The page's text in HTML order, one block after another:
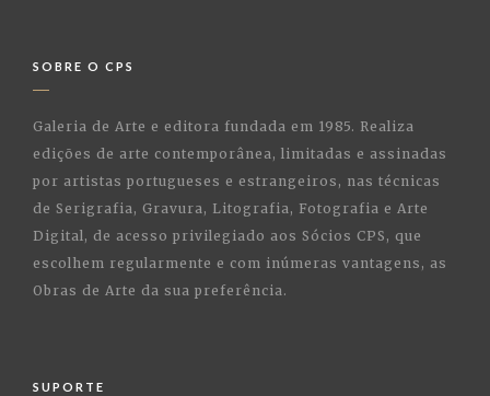
SOBRE O CPS
Galeria de Arte e editora fundada em 1985. Realiza
edições de arte contemporânea, limitadas e assinadas
por artistas portugueses e estrangeiros, nas técnicas
de Serigrafia, Gravura, Litografia, Fotografia e Arte
Digital, de acesso privilegiado aos Sócios CPS, que
escolhem regularmente e com inúmeras vantagens, as
Obras de Arte da sua preferência.
SUPORTE